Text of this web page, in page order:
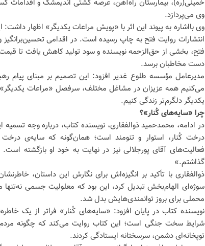
خمینی(ره)، بیمارستان راه‌آهن، عرصه کشتی اندیمشک و اقدامات
وی می‌پردازد.
وی بااشاره به پیوند این اثر با «پویش مراعات یکدیگر» اظهار
انتشارات روایت فتح به چاپ رسیده است. در اقدامی تحسین‌برانگیز
دست مخاطبان برسد.
مدیرعامل مؤسسه طلوع غدیر افزود: این تصمیم بر مبنای پیام
می‌کنیم همه عزیزان در مشاغل مختلف، سرفصل «مراعات یکدیگر»
یکدیگر دلگرم‌تر زندگی کنیم.
چرا «سایه‌های کُنار»؟
در ادامه، محمدحمید ذوالفقاری، نویسنده کتاب، درباره وجه
درخت کُنار، استوار و تنومند است؛ همان‌گونه که سایه‌ی درخت
فعالیت‌های آقای پورجلالی نیز در نهایت به خود او بازگشته
گذاشتم.»
ذوالفقاری با تأکید بر انگیزه‌اش برای نگارش این داستان،
سوژه‌ای الهام‌بخش تبدیل کرد، این بود که معلولیت جسمی نه‌تنها
محملی برای بروز توانمندی‌هایش بدل شد.
نویسنده کتاب در پایان افزود: «سایه‌های کُنار» فراتر از یک
شرایط سخت جنگی است؛ این کتاب روایت می‌کند که چگونه
توپخانه‌ای دشمن، سرسختانه ایستادگی کردند.